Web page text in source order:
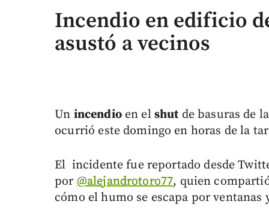
Incendio en edificio
asustó a vecinos
Un incendioen el shut de basuras de
ocurrió este domingo en horas de la
El incidente fue reportado desde
por@alejandrotoro77, quien
cómo el humo se escapa por